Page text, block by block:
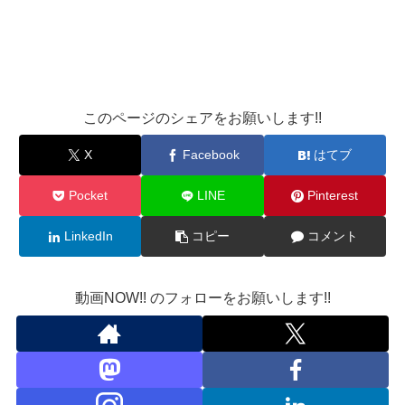
このページのシェアをお願いします!!
X Facebook はてブ
Pocket LINE Pinterest
LinkedIn コピー コメント
動画NOW!! のフォローをお願いします!!